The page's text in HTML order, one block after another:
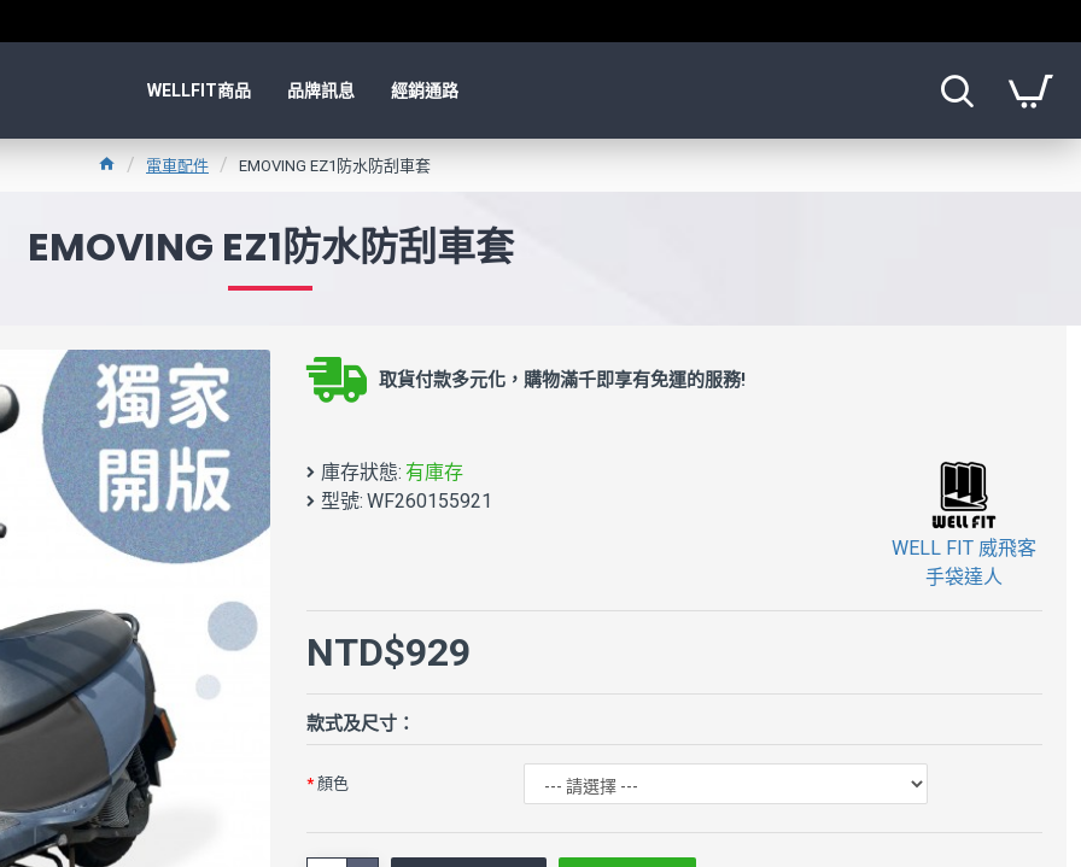
WELLFIT商品 品牌訊息 經銷通路
電車配件 EMOVING EZ1防水防刮車套
EMOVING EZ1防水防刮車套
取貨付款多元化，購物滿千即享有免運的服務!
庫存狀態: 有庫存
型號: WF260155921
WELL FIT 威飛客
手袋達人
NTD$929
款式及尺寸：
顏色